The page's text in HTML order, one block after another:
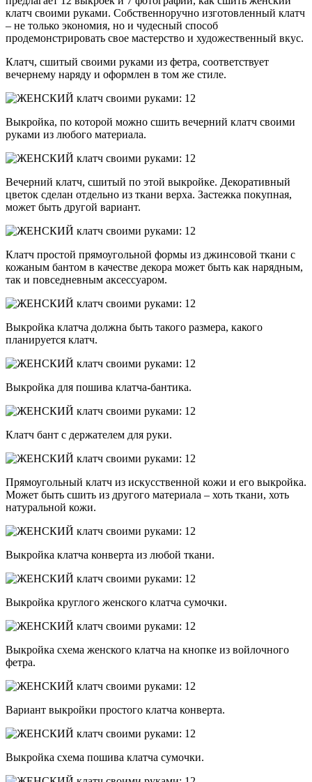
клатч своими руками. Собственноручно изготовленный клатч
– не только экономия, но и чудесный способ
продемонстрировать свое мастерство и художественный вкус.
Клатч, сшитый своими руками из фетра, соответствует
вечернему наряду и оформлен в том же стиле.
Выкройка, по которой можно сшить вечерний клатч своими
руками из любого материала.
Вечерний клатч, сшитый по этой выкройке. Декоративный
цветок сделан отдельно из ткани верха. Застежка покупная,
может быть другой вариант.
Клатч простой прямоугольной формы из джинсовой ткани с
кожаным бантом в качестве декора может быть как нарядным,
так и повседневным аксессуаром.
Выкройка клатча должна быть такого размера, какого
планируется клатч.
Выкройка для пошива клатча-бантика.
Клатч бант с держателем для руки.
Прямоугольный клатч из искусственной кожи и его выкройка.
Может быть сшить из другого материала – хоть ткани, хоть
натуральной кожи.
Выкройка клатча конверта из любой ткани.
Выкройка круглого женского клатча сумочки.
Выкройка схема женского клатча на кнопке из войлочного
фетра.
Вариант выкройки простого клатча конверта.
Выкройка схема пошива клатча сумочки.